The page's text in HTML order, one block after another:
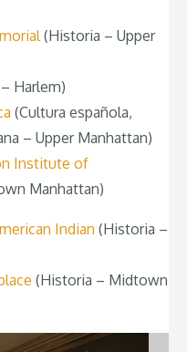
(Historia – Upper
Harlem)
(Cultura española,
– Upper Manhattan)
Institute of
Manhattan)
Indian (Historia –
(Historia – Midtown